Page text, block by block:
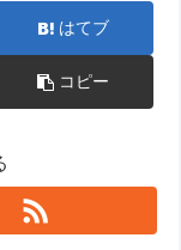
はてブ
コピー